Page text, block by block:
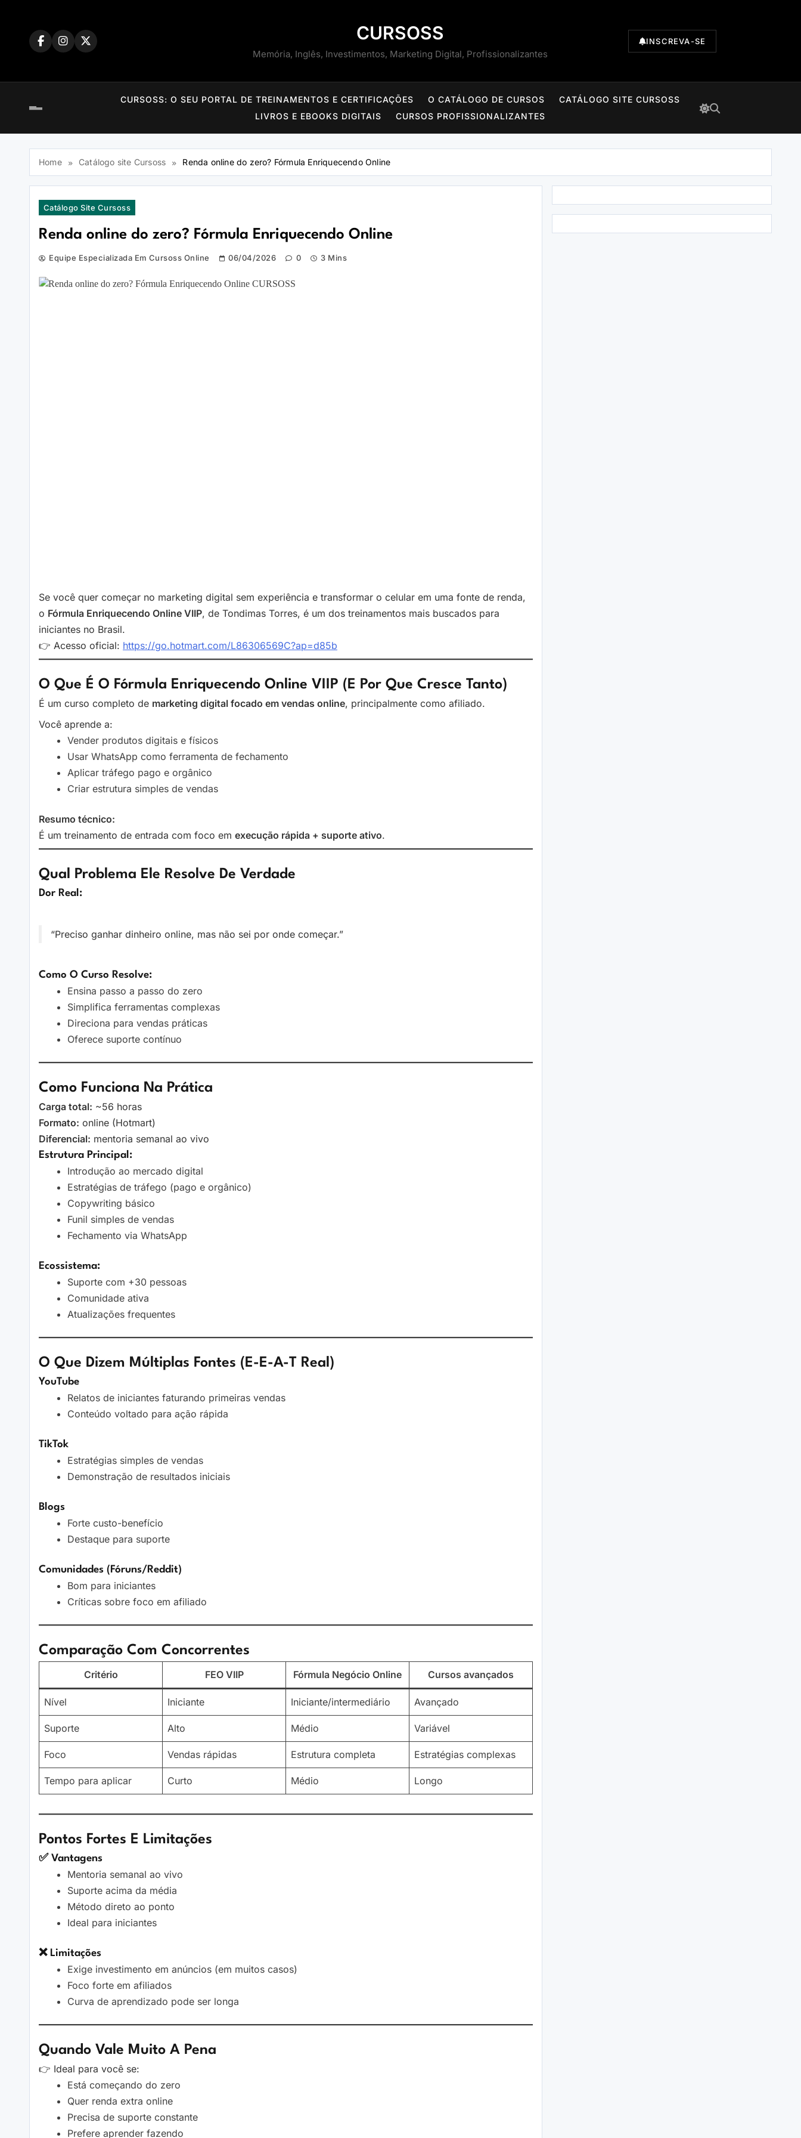
CURSOSS
Memória, Inglês, Investimentos, Marketing Digital, Profissionalizantes
INSCREVA-SE
CURSOSS: O SEU PORTAL DE TREINAMENTOS E CERTIFICAÇÕES O CATÁLOGO DE CURSOS
CATÁLOGO SITE CURSOSS
LIVROS E EBOOKS DIGITAIS
CURSOS PROFISSIONALIZANTES
Home Catálogo site Cursoss Renda online do zero? Fórmula Enriquecendo Online
Catálogo Site Cursoss
Renda online do zero? Fórmula Enriquecendo Online
Equipe Especializada Em Cursoss Online 06/04/2026 0 3 Mins
Se você quer começar no marketing digital sem experiência e transformar o celular em uma fonte de renda,
o Fórmula Enriquecendo Online VIIP, de Tondimas Torres, é um dos treinamentos mais buscados para
iniciantes no Brasil.
👉 Acesso oficial: https://go.hotmart.com/L86306569C?ap=d85b
O Que É O Fórmula Enriquecendo Online VIIP (e Por Que Cresce Tanto)
É um curso completo de marketing digital focado em vendas online, principalmente como afiliado.
Você aprende a:
Vender produtos digitais e físicos
Usar WhatsApp como ferramenta de fechamento
Aplicar tráfego pago e orgânico
Criar estrutura simples de vendas
Resumo técnico:
É um treinamento de entrada com foco em execução rápida + suporte ativo.
Qual Problema Ele Resolve De Verdade
Dor Real:
“Preciso ganhar dinheiro online, mas não sei por onde começar.”
Como O Curso Resolve:
Ensina passo a passo do zero
Simplifica ferramentas complexas
Direciona para vendas práticas
Oferece suporte contínuo
Como Funciona Na Prática
Carga total: ~56 horas
Formato: online (Hotmart)
Diferencial: mentoria semanal ao vivo
Estrutura Principal:
Introdução ao mercado digital
Estratégias de tráfego (pago e orgânico)
Copywriting básico
Funil simples de vendas
Fechamento via WhatsApp
Ecossistema:
Suporte com +30 pessoas
Comunidade ativa
Atualizações frequentes
O Que Dizem Múltiplas Fontes (E-E-A-T Real)
YouTube
Relatos de iniciantes faturando primeiras vendas
Conteúdo voltado para ação rápida
TikTok
Estratégias simples de vendas
Demonstração de resultados iniciais
Blogs
Forte custo-benefício
Destaque para suporte
Comunidades (fóruns/Reddit)
Bom para iniciantes
Críticas sobre foco em afiliado
Comparação Com Concorrentes
Critério FEO VIIP Fórmula Negócio Online Cursos avançados
Nível Iniciante Iniciante/intermediário Avançado
Suporte Alto Médio Variável
Foco Vendas rápidas Estrutura completa Estratégias complexas
Tempo para aplicar Curto Médio Longo
Pontos Fortes E Limitações
✅ Vantagens
Mentoria semanal ao vivo
Suporte acima da média
Método direto ao ponto
Ideal para iniciantes
❌ Limitações
Exige investimento em anúncios (em muitos casos)
Foco forte em afiliados
Curva de aprendizado pode ser longa
Quando Vale Muito A Pena
👉 Ideal para você se:
Está começando do zero
Quer renda extra online
Precisa de suporte constante
Prefere aprender fazendo